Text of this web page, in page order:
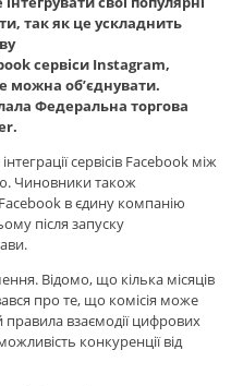
так як це ускладнить
сервіси Instagram,
можна об’єднувати.
Федеральна торгова
сервісів Facebook між
Чиновники також
в єдину компанію
після запуску
Відомо, що кілька місяців
про те, що комісія може
правила взаємодії цифрових
конкуренції від